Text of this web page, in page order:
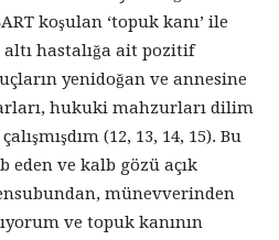
koşulan ‘topuk kanı’ ile
hastalığa ait pozitif
yenidoğan ve annesine
hukuki mahzurları dilim
(12, 13, 14, 15). Bu
eden ve kalb gözü açık
münevverinden
ve topuk kanının